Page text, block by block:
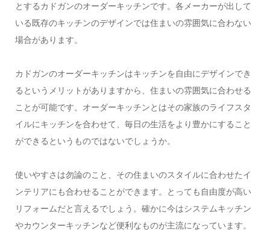
とするカドガンのオーダーキッチンです。各メーカーが出して
いる既存のキッチンのデザインでは住まいの雰囲気に合わない
場合があります。
カドガンのオーダーキッチンはキッチンを自由にデザインでき
るというメリットがありますから、住まいの雰囲気に合わせる
ことが可能です。オーダーキッチンとはその家族のライフスタ
イルにキッチンを合わせて、毎日の生活をより豊かにすること
ができるというものではないでしょうか。
使いやすさは勿論のこと、その住まいのスタイルに合わせたイ
ンテリアにも合わせることができます。とっても自由度が高い
リフォームだと言えるでしょう。確かに今はシステムキッチン
やカウンターキッチンなど便利なものが主流になっています。